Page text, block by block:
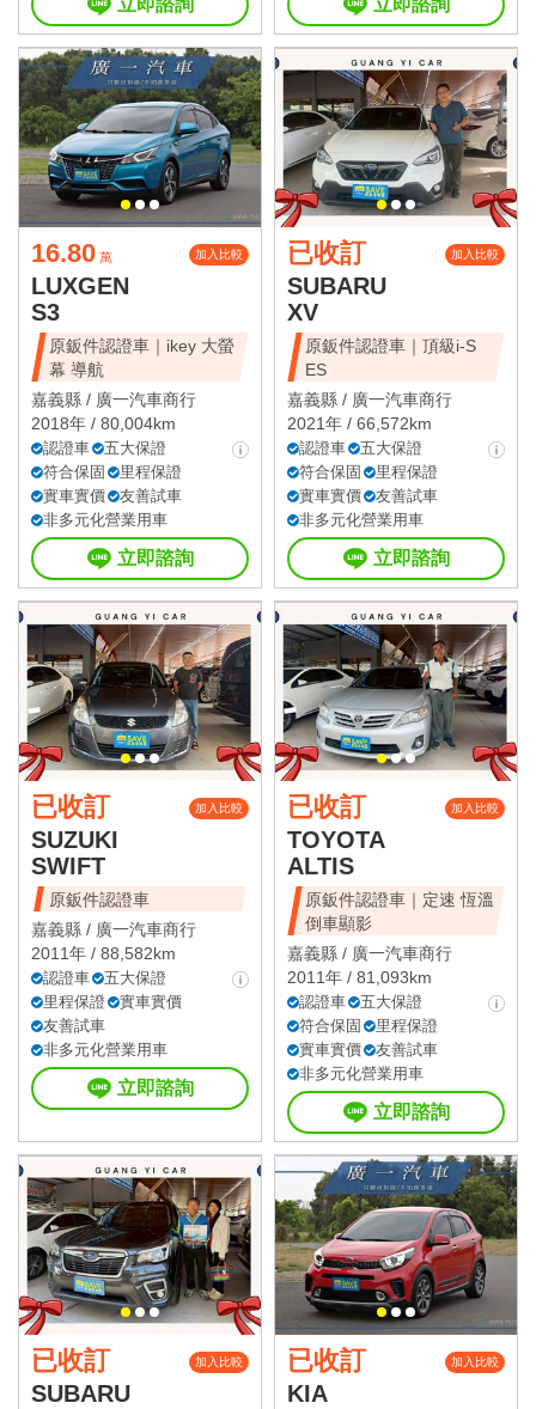
立即諮詢 立即諮詢
16.80 萬 加入比較
LUXGEN
S3
原鈑件認證車｜ikey 大螢
幕 導航
嘉義縣 / 廣一汽車商行
2018年 / 80,004km
認證車
五大保證
符合保固
里程保證
實車實價
友善試車
非多元化營業用車
立即諮詢
已收訂 加入比較
SUBARU
XV
原鈑件認證車｜頂級i-S
ES
嘉義縣 / 廣一汽車商行
2021年 / 66,572km
認證車
五大保證
符合保固
里程保證
實車實價
友善試車
非多元化營業用車
立即諮詢
已收訂 加入比較
SUZUKI
SWIFT
原鈑件認證車
嘉義縣 / 廣一汽車商行
2011年 / 88,582km
認證車
五大保證
里程保證
實車實價
友善試車
非多元化營業用車
立即諮詢
已收訂 加入比較
TOYOTA
ALTIS
原鈑件認證車｜定速 恆溫
倒車顯影
嘉義縣 / 廣一汽車商行
2011年 / 81,093km
認證車
五大保證
符合保固
里程保證
實車實價
友善試車
非多元化營業用車
立即諮詢
已收訂 加入比較
SUBARU
已收訂 加入比較
KIA